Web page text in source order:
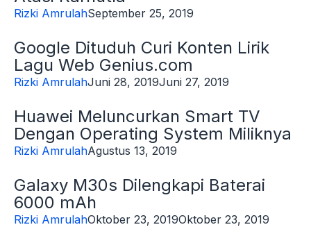
Rizki AmrulahSeptember 25, 2019
Google Dituduh Curi Konten Lirik
Lagu Web Genius.com
Rizki AmrulahJuni 28, 2019Juni 27, 2019
Huawei Meluncurkan Smart TV
Dengan Operating System Miliknya
Rizki AmrulahAgustus 13, 2019
Galaxy M30s Dilengkapi Baterai
6000 mAh
Rizki AmrulahOktober 23, 2019Oktober 23, 2019